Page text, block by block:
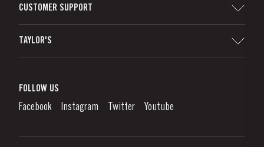
CUSTOMER SUPPORT
Denunciation Platform
Links
TAYLOR'S
¿Qué Es El Vino De Oporto?
Disfrutando el Vino de Oporto
FOLLOW US
Facebook Instagram Twitter Youtube